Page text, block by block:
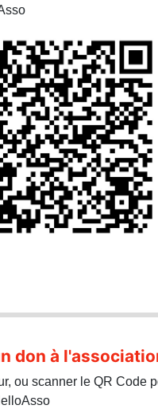
don à
ou scanner le QR Code